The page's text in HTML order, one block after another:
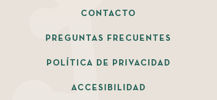
CONTACTO
PREGUNTAS FRECUENTES
POLÍTICA DE PRIVACIDAD
ACCESIBILIDAD